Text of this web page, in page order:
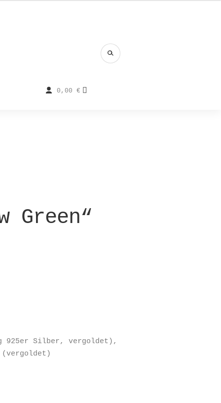
0,00 €
Green“
925er Silber, vergoldet),